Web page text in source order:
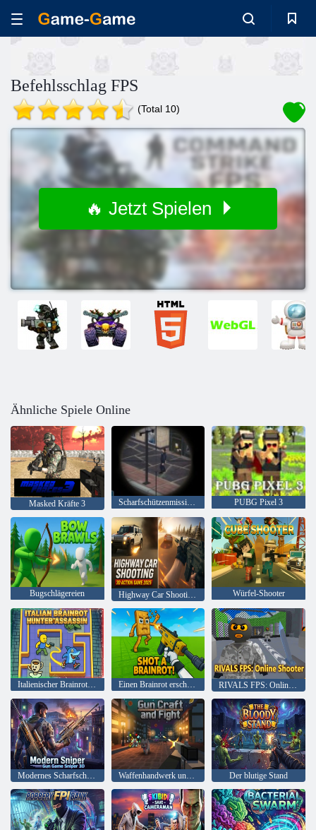
Befehlsschlag FPS
(Total 10)
🔥 Jetzt Spielen
Ähnliche Spiele Online
Masked Kräfte 3 Scharfschützenmission 3d PUBG Pixel 3
Bugschlägereien Highway Car Shooting 3D-Actionspiel 2025 Würfel-Shooter
Italienischer Brainrott-Jäger-Attentäter Einen Brainrot erschossen! RIVALS FPS: Online-Shooter
Modernes Scharfschützengewehrspiel Sniper 3D Waffenhandwerk und Kampf Der blutige Stand